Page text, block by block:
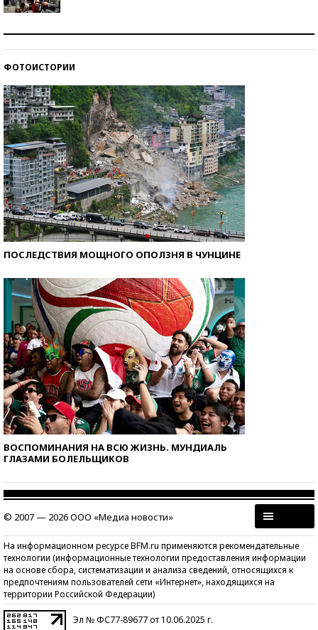
ФОТОИСТОРИИ
ПОСЛЕДСТВИЯ МОЩНОГО ОПОЛЗНЯ В ЧУНЦИНЕ
ВОСПОМИНАНИЯ НА ВСЮ ЖИЗНЬ. МУНДИАЛЬ
ГЛАЗАМИ БОЛЕЛЬЩИКОВ
© 2007 — 2026 ООО «Медиа новости»
На информационном ресурсе BFM.ru применяются рекомендательные
технологии (информационные технологии предоставления информации
на основе сбора, систематизации и анализа сведений, относящихся к
предпочтениям пользователей сети «Интернет», находящихся на
территории Российской Федерации)
Эл № ФС77-89677 от 10.06.2025 г.